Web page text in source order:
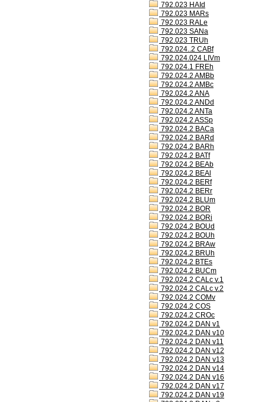
792.023 HAId
792.023 MARs
792.023 RALe
792.023 SANa
792.023 TRUh
792.024..2 CABf
792.024.024 LIVm
792.024.1 FREh
792.024.2 AMBb
792.024.2 AMBc
792.024.2 ANA
792.024.2 ANDd
792.024.2 ANTa
792.024.2 ASSp
792.024.2 BACa
792.024.2 BARd
792.024.2 BARh
792.024.2 BATf
792.024.2 BEAb
792.024.2 BEAl
792.024.2 BERf
792.024.2 BERr
792.024.2 BLUm
792.024.2 BOR
792.024.2 BORi
792.024.2 BOUd
792.024.2 BOUh
792.024.2 BRAw
792.024.2 BRUh
792.024.2 BTEs
792.024.2 BUCm
792.024.2 CALc v.1
792.024.2 CALc v.2
792.024.2 COMv
792.024.2 COS
792.024.2 CROc
792.024.2 DAN v1
792.024.2 DAN v10
792.024.2 DAN v11
792.024.2 DAN v12
792.024.2 DAN v13
792.024.2 DAN v14
792.024.2 DAN v16
792.024.2 DAN v17
792.024.2 DAN v19